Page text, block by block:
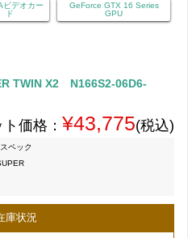
ビデオカー
ド
GeForce GTX 16 Series
GPU
TWIN X2 N166S2-06D6-
価格： ¥43,775(税込)
スペック
庫状況